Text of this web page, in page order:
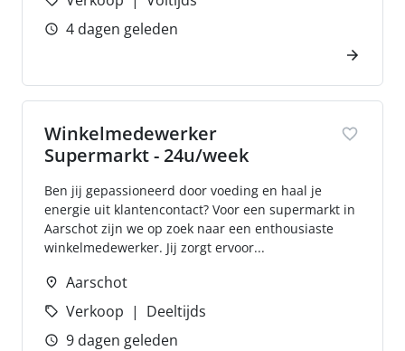
4 dagen geleden
Winkelmedewerker
Supermarkt - 24u/week
Ben jij gepassioneerd door voeding en haal je
energie uit klantencontact? Voor een supermarkt in
Aarschot zijn we op zoek naar een enthousiaste
winkelmedewerker. Jij zorgt ervoor...
Aarschot
Verkoop
Deeltijds
9 dagen geleden